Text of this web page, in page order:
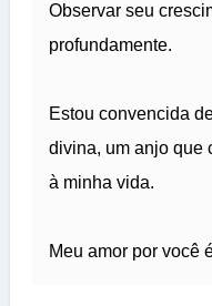
Observar seu
profundamente.
Estou convencida
divina, um anjo que
à minha vida.
Meu amor por você